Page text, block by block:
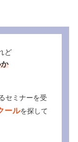
ど
セミナーを受
ールを探して